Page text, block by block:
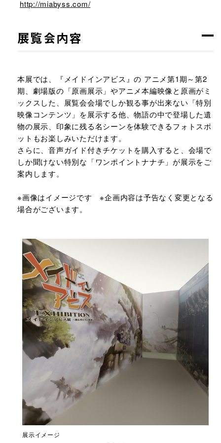
http://miabyss.com/
展覧会内容
本展では、『メイドインアビス』の アニメ第1期～第2
期、劇場版の「原画展示」やアニメ本編映像と原画がミ
ックスした、展覧会会場でしか観る事が出来ない「特別
映像コンテンツ」を展示する他、物語の中で登場した遺
物の展示、印象に残る名シーンを体験できるフォトスポ
ットもお楽しみいただけます。
さらに、音声ガイド付きチケットを購入すると、会場で
しか聞けない特別な「ワンポイントナナチ」が展示をご
案内します。
※画像はイメージです ※企画内容は予告なく変更となる
場合がございます。
展示イメージ